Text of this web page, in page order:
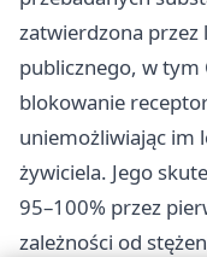
zatwierdzona przez
publicznego, w tym
blokowanie
uniemożliwiając im
żywiciela. Jego
95–100% przez
zależności od